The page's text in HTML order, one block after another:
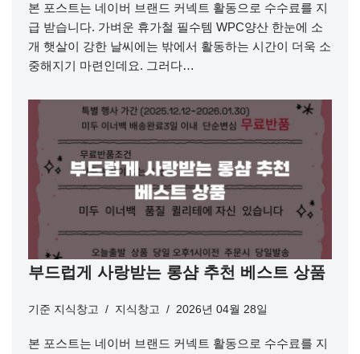
본 포스트는 네이버 브랜드 커넥트 활동으로 수수료를 지
급 받습니다. 가벼운 휴가철 필수템 WPC양산 한눈에 소
개 햇살이 강한 날씨에는 밖에서 활동하는 시간이 더욱 소
중해지기 마련인데요. 그러다…
부드럽게 사랑받는 롱샴 추천 베스트 상품
기준 지식창고 지식창고 2026년 04월 28일
본 포스트는 네이버 브랜드 커넥트 활동으로 수수료를 지